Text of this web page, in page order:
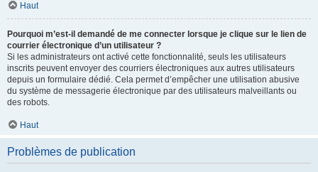
Haut
Pourquoi m’est-il demandé de me connecter lorsque je clique sur le lien de
courrier électronique d’un utilisateur ?
Si les administrateurs ont activé cette fonctionnalité, seuls les utilisateurs
inscrits peuvent envoyer des courriers électroniques aux autres utilisateurs
depuis un formulaire dédié. Cela permet d’empêcher une utilisation abusive
du système de messagerie électronique par des utilisateurs malveillants ou
des robots.
Haut
Problèmes de publication